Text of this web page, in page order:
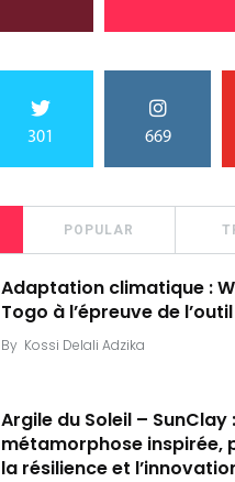
301 669
POPULAR
Adaptation climatique :
Togo à l’épreuve de
By Kossi Delali Adzika
Argile du Soleil – SunClay
métamorphose inspirée,
la résilience et